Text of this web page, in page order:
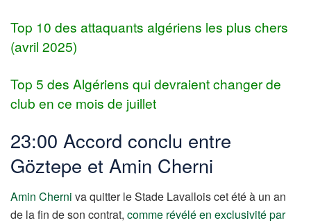
Top 10 des attaquants algériens les plus chers
(avril 2025)
Top 5 des Algériens qui devraient changer de
club en ce mois de juillet
23:00 Accord conclu entre
Göztepe et Amin Cherni
Amin Cherni va quitter le Stade Lavallois cet été à un an
de la fin de son contrat, comme révélé en exclusivité par